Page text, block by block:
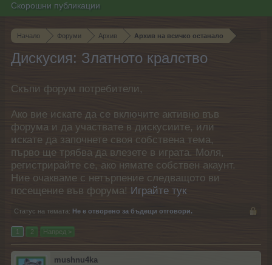
Начало Форуми Архив Архив на всичко останало
Дискусия: Златното кралство
Скъпи форум потребители,
Ако вие искате да се включите активно във
форума и да участвате в дискусиите, или
искате да започнете своя собствена тема,
първо ще трябва да влезете в играта. Моля,
регистрирайте се, ако нямате собствен акаунт.
Ние очакваме с нетърпение следващото ви
посещение във форума! Играйте тук
Статус на темата: Не е отворено за бъдещи отговори.
1 2 Напред >
mushnu4ka
Скорошни публикации